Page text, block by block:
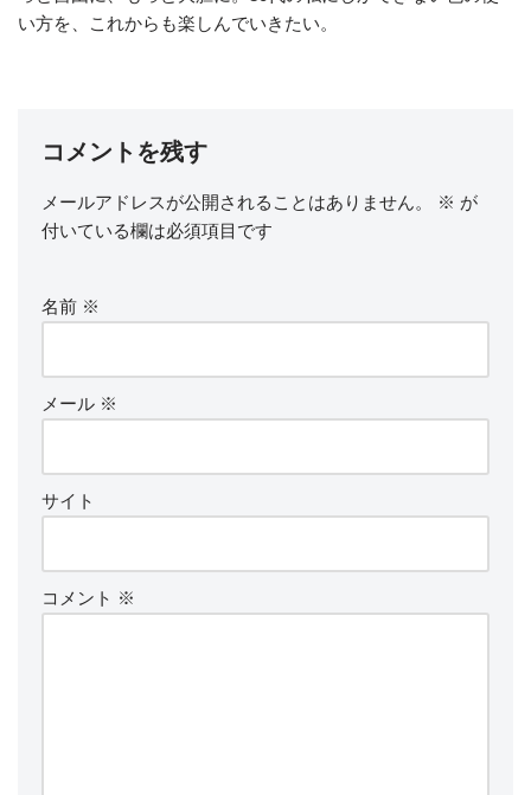
い方を、これからも楽しんでいきたい。
コメントを残す
メールアドレスが公開されることはありません。 ※ が
付いている欄は必須項目です
名前 ※
メール ※
サイト
コメント ※